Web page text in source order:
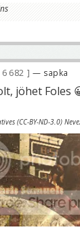
6 682 — sapka
jöhet Foles
(CC-BY-ND-3.0)